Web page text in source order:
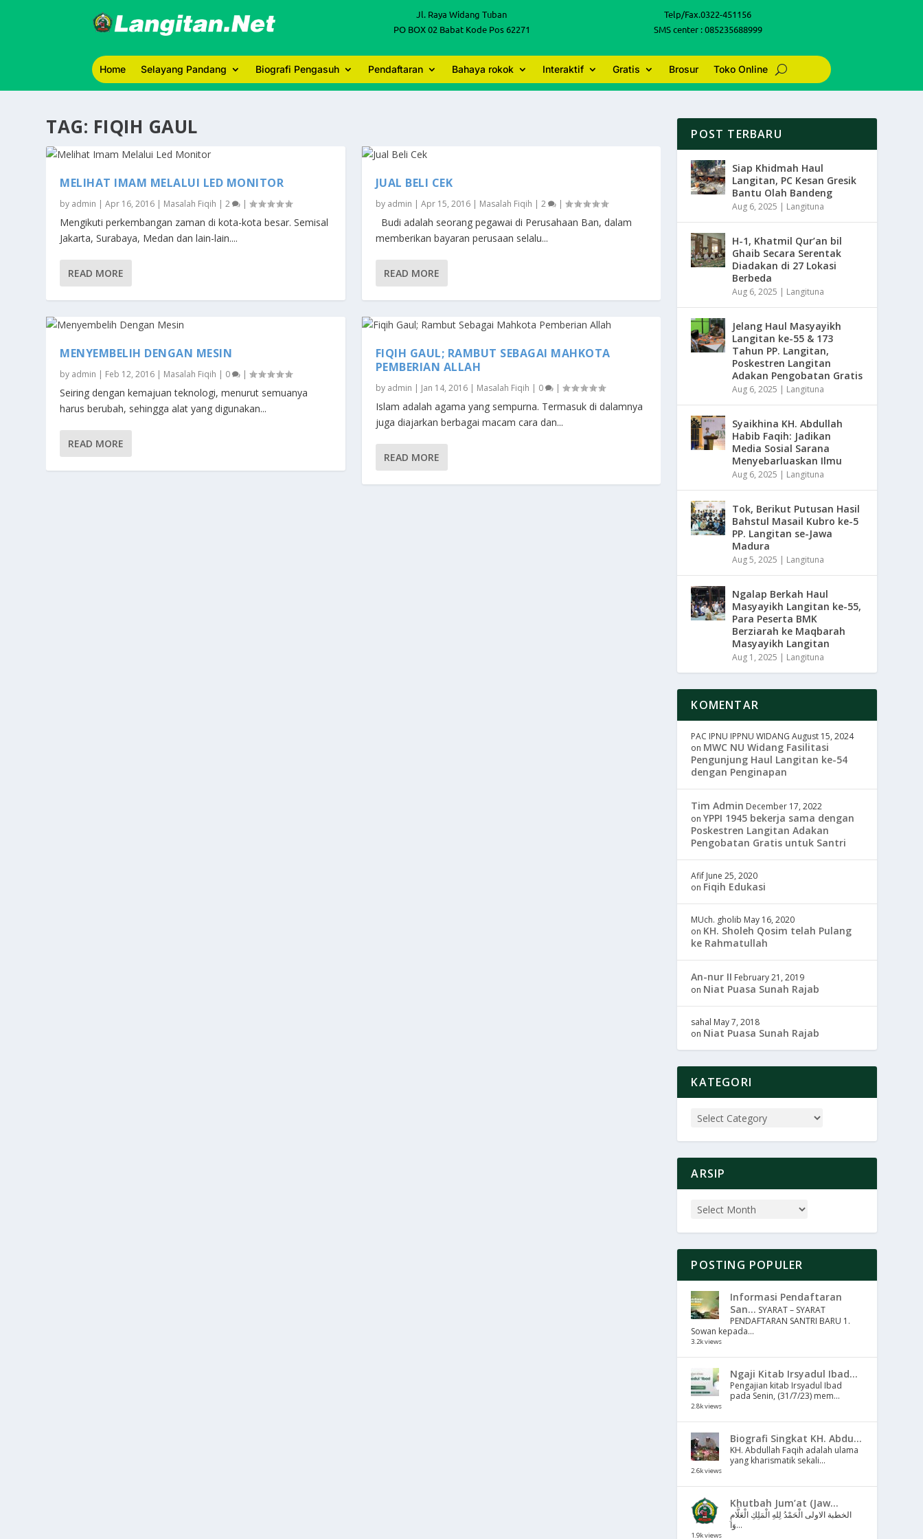
Jl. Raya Widang Tuban
PO BOX 02 Babat Kode Pos 62271
Telp/Fax.0322-451156
SMS center : 085235688999
Home Selayang Pandang Biografi Pengasuh Pendaftaran Bahaya rokok Interaktif Gratis Brosur Toko Online
TAG: FIQIH GAUL
MELIHAT IMAM MELALUI LED MONITOR
by admin |Apr 16, 2016 | Masalah Fiqih |2 |
Mengikuti perkembangan zaman di kota-kota besar. Semisal
Jakarta, Surabaya, Medan dan lain-lain....
READ MORE
MENYEMBELIH DENGAN MESIN
by admin | Feb 12, 2016 | Masalah Fiqih | 0 |
Seiring dengan kemajuan teknologi, menurut semuanya
harus berubah, sehingga alat yang digunakan...
READ MORE
JUAL BELI CEK
by admin | Apr 15, 2016| Masalah Fiqih | 2 |
Budi adalah seorang pegawai di Perusahaan Ban, dalam
memberikan bayaran perusaan selalu...
READ MORE
FIQIH GAUL; RAMBUT SEBAGAI MAHKOTA
PEMBERIAN ALLAH
by admin | Jan 14, 2016| Masalah Fiqih | 0 |
Islam adalah agama yang sempurna. Termasuk di dalamnya
juga diajarkan berbagai macam cara dan...
READ MORE
POST TERBARU
Siap Khidmah Haul
Langitan, PC Kesan Gresik
Bantu Olah Bandeng
Aug 6, 2025 | Langituna
H-1, Khatmil Qur’an bil
Ghaib Secara Serentak
Diadakan di 27 Lokasi
Berbeda
Aug 6, 2025 | Langituna
Jelang Haul Masyayikh
Langitan ke-55 & 173
Tahun PP. Langitan,
Poskestren Langitan
Adakan Pengobatan Gratis
Aug 6, 2025 | Langituna
Syaikhina KH. Abdullah
Habib Faqih: Jadikan
Media Sosial Sarana
Menyebarluaskan Ilmu
Aug 6, 2025 | Langituna
Tok, Berikut Putusan Hasil
Bahstul Masail Kubro ke-5
PP. Langitan se-Jawa
Madura
Aug 5, 2025 | Langituna
Ngalap Berkah Haul
Masyayikh Langitan ke-55,
Para Peserta BMK
Berziarah ke Maqbarah
Masyayikh Langitan
Aug 1, 2025 | Langituna
KOMENTAR
PAC IPNU IPPNU WIDANG August 15, 2024
on MWC NU Widang Fasilitasi
Pengunjung Haul Langitan ke-54
dengan Penginapan
Tim Admin December 17, 2022
onYPPI 1945 bekerja sama dengan
Poskestren Langitan Adakan
Pengobatan Gratis untuk Santri
Afif June 25, 2020
on Fiqih Edukasi
MUch. gholib May 16, 2020
on KH. Sholeh Qosim telah Pulang
ke Rahmatullah
An-nur II February 21, 2019
on Niat Puasa Sunah Rajab
sahal May 7, 2018
on Niat Puasa Sunah Rajab
KATEGORI
ARSIP
POSTING POPULER
Informasi Pendaftaran
San... SYARAT – SYARAT
PENDAFTARAN SANTRI BARU 1.
Sowan kepada...
3.2k views
Ngaji Kitab Irsyadul Ibad...
Pengajian kitab Irsyadul Ibad
pada Senin, (31/7/23) mem...
2.8k views
Biografi Singkat KH. Abdu...
KH. Abdullah Faqih adalah ulama
yang kharismatik sekali...
2.6k views
Khutbah Jum’at (Jaw...
الخطبة الاولى الْحَمْدُ لِلهِ الْمَلِكِ الْعَلَّامِ
وَا...
1.9k views